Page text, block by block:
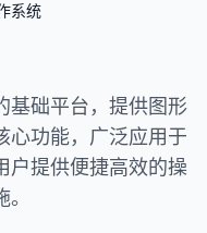
系统
基础平台，提供图形
心功能，广泛应用于
户提供便捷高效的操